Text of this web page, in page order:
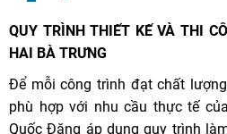
QUY TRÌNH THIẾT KẾ VÀ THI
HAI BÀ TRƯNG
Để mỗi công trình đạt chất
phù hợp với nhu cầu thực tế
Quốc Đăng áp dụng quy trình